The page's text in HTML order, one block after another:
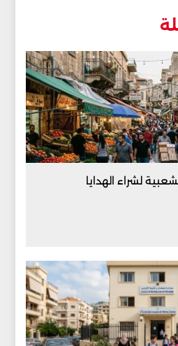
لشراء الهدايا